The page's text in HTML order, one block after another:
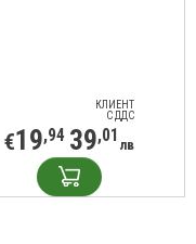
КЛИЕНТ
С ДДС
€19,94 39,01 лв